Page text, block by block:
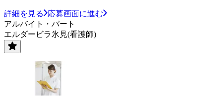
詳細を見る
応募画面に進む
アルバイト・パート
エルダービラ氷見(看護師)